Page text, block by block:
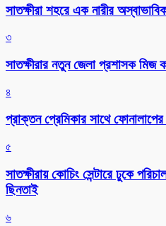
সাতক্ষীরা শহরে এক নারীর
৩
সাতক্ষীরার নতুন জেলা প্রশাসক
৪
প্রাক্তন প্রেমিকার সাথে
৫
সাতক্ষীরায় কোচিং সেন্টারে ঢুকে
ছিনতাই
৬